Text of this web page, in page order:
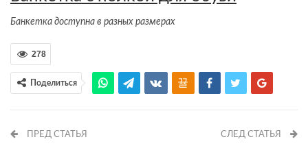
Банкетка доступна в разных размерах
278
Поделиться
ПРЕД СТАТЬЯ СЛЕД СТАТЬЯ